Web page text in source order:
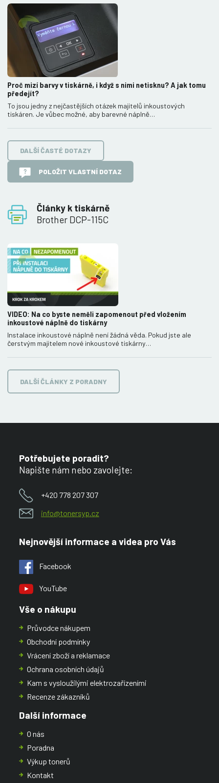
Články k tiskárně
Brother DCP-115C
Proč mizí barvy v tiskárně, i když s nimi netisknu? A jak tomu
předejít?
To jsou jedny z nejčastějších otázek majitelů inkoustových
tiskáren. Je vůbec možné, aby barevné náplně…
DALŠÍ ČASTÉ DOTAZY
POLOŽIT VLASTNÍ DOTAZ
VIDEO: Na co byste neměli zapomenout před vložením
inkoustové náplně do tiskárny
Instalace inkoustové náplně není žádná věda. Pokud jste ale
čerstvým majitelem nové inkoustové tiskárny…
DALŠÍ ČLÁNKY Z PORADNY
Potřebujete poradit?
Napište nám nebo zavolejte:
+420 778 207 307
info@tonersyp.cz
Nejnovější informace a videa pro Vás
Facebook
YouTube
Vše o nákupu
Průvodce nákupem
Obchodní podmínky
Vrácení zboží a reklamace
Ochrana osobních údajů
Kam s vysloužilými elektrozařízeními
Recenze zákazníků
Další informace
O nás
Poradna
Výkup tonerů
Kontakt